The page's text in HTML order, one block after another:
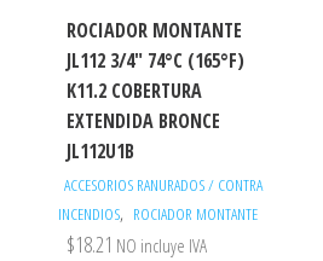
ROCIADOR MONTANTE
JL112 3/4″ 74°C (165°F)
K11.2 COBERTURA
EXTENDIDA BRONCE
JL112U1B
ACCESORIOS RANURADOS / CONTRA
INCENDIOS, ROCIADOR MONTANTE
$18.21 NO incluye IVA